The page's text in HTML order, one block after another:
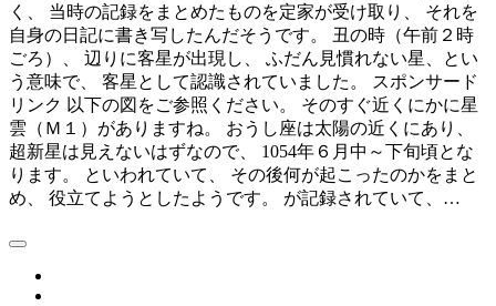
く、 当時の記録をまとめたものを定家が受け取り、 それを
自身の日記に書き写したんだそうです。 丑の時（午前２時
ごろ）、 辺りに客星が出現し、 ふだん見慣れない星、とい
う意味で、 客星として認識されていました。 スポンサード
リンク 以下の図をご参照ください。 そのすぐ近くにかに星
雲（Ｍ１）がありますね。 おうし座は太陽の近くにあり、
超新星は見えないはずなので、 1054年６月中～下旬頃とな
ります。 といわれていて、 その後何が起こったのかをまと
め、 役立てようとしたようです。 が記録されていて、…